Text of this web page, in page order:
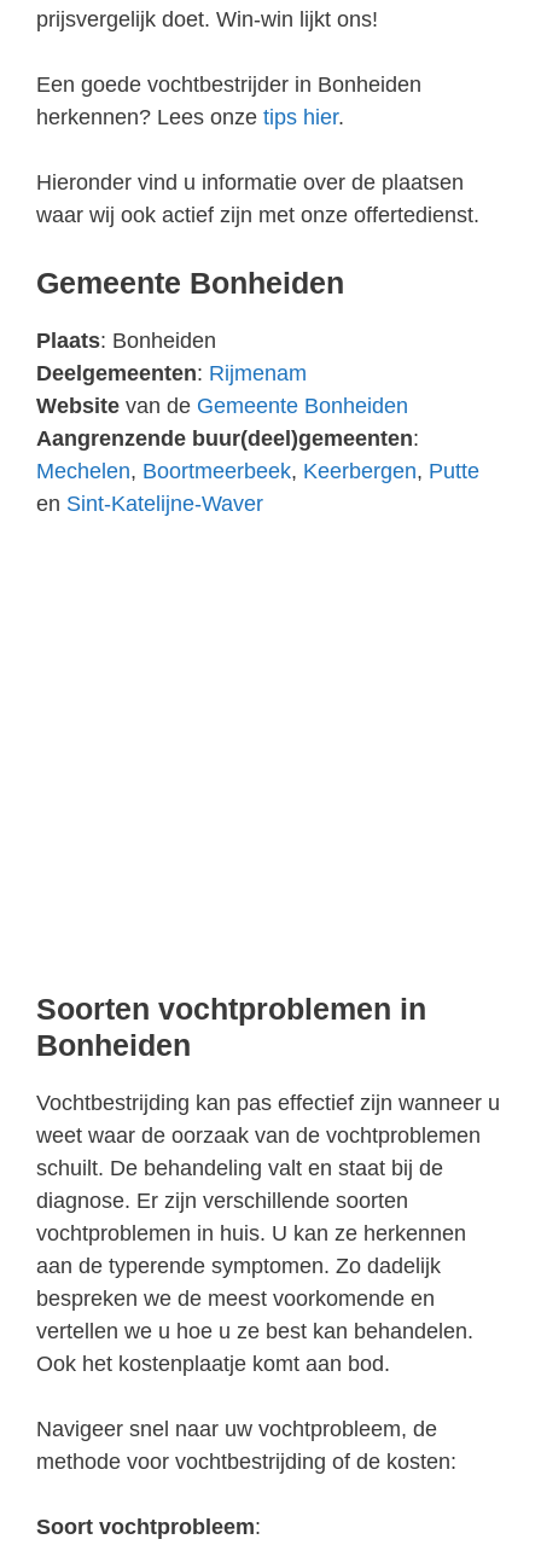
prijsvergelijk doet. Win-win lijkt ons!
Een goede vochtbestrijder in Bonheiden
herkennen? Lees onze tips hier.
Hieronder vind u informatie over de plaatsen
waar wij ook actief zijn met onze offertedienst.
Gemeente Bonheiden
Plaats: Bonheiden
Deelgemeenten: Rijmenam
Website van de Gemeente Bonheiden
Aangrenzende buur(deel)gemeenten:
Mechelen, Boortmeerbeek, Keerbergen, Putte
en Sint-Katelijne-Waver
Soorten vochtproblemen in
Bonheiden
Vochtbestrijding kan pas effectief zijn wanneer u
weet waar de oorzaak van de vochtproblemen
schuilt. De behandeling valt en staat bij de
diagnose. Er zijn verschillende soorten
vochtproblemen in huis. U kan ze herkennen
aan de typerende symptomen. Zo dadelijk
bespreken we de meest voorkomende en
vertellen we u hoe u ze best kan behandelen.
Ook het kostenplaatje komt aan bod.
Navigeer snel naar uw vochtprobleem, de
methode voor vochtbestrijding of de kosten:
Soort vochtprobleem: